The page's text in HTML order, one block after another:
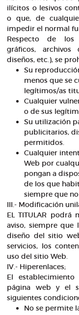
ilícitos o lesivos
o que, de
impedir el normal
Respecto de los
gráficos,
diseños, etc.), se
Su
menos que se
legítimos/as
Cualquier
o de sus
Su utilización
publicitarios,
permitidos.
Cualquier
Web por
pongan a
de los que
siempre que
III.- Modificación
EL TITULAR
aviso, siempre que
diseño del sitio
servicios, los
uso del sitio Web.
IV.- Hiperenlaces;
El
página web y el
siguientes
No se permite